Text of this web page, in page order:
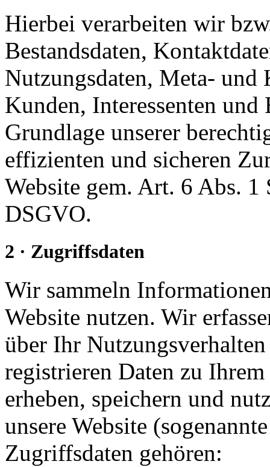
Hierbei verarbeiten wir
Bestandsdaten,
Nutzungsdaten, Meta-
Kunden, Interessenten und
Grundlage unserer
effizienten und sicheren
Website gem. Art. 6 Abs.
DSGVO.
2 · Zugriffsdaten
Wir sammeln
Website nutzen. Wir
über Ihr
registrieren Daten zu
erheben, speichern und
unsere Website
Zugriffsdaten gehören: